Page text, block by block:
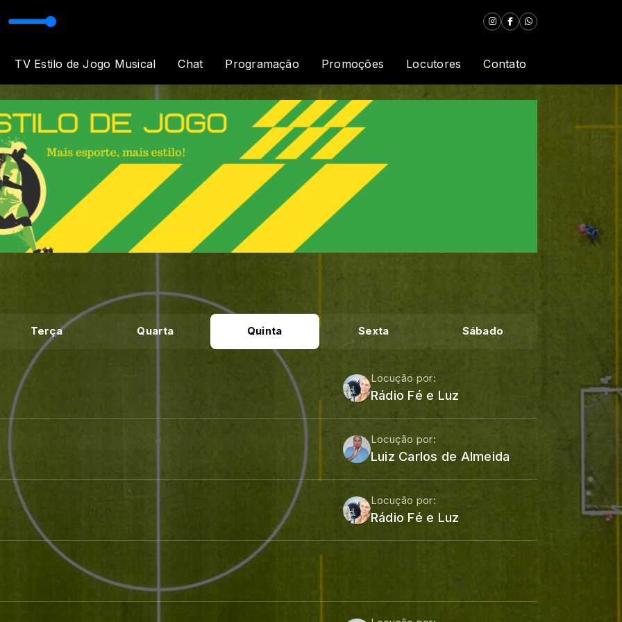
Luz
TV Estilo de Jogo Musical Chat Programação Promoções Locutores Contato
Terça Quarta Quinta Sexta Sábado
Locução por:
Rádio Fé e Luz
Locução por:
Luiz Carlos de Almeida
Locução por:
Rádio Fé e Luz